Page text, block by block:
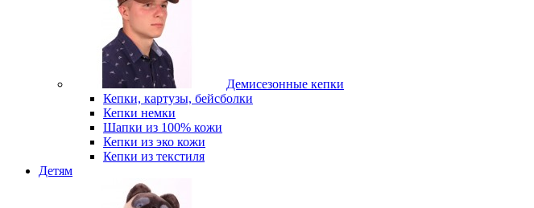
Демисезонные кепки
Кепки, картузы, бейсболки
Кепки немки
Шапки из 100% кожи
Кепки из эко кожи
Кепки из текстиля
Детям